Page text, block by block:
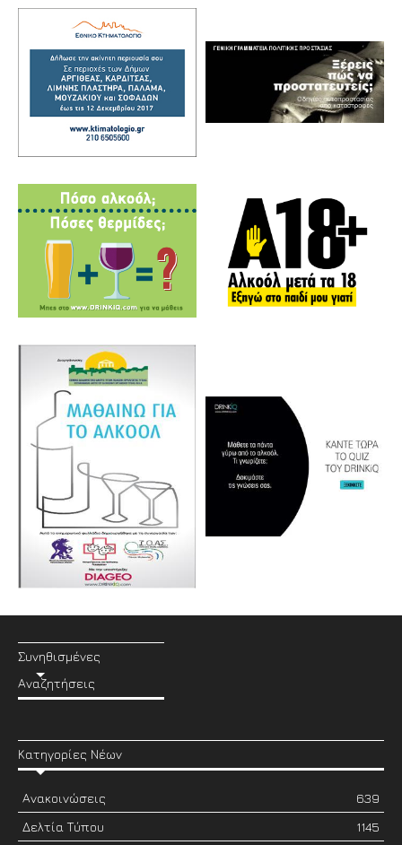
Συνηθισμένες
Αναζητήσεις
Κατηγορίες Νέων
Ανακοινώσεις
639
Δελτία Τύπου
1145